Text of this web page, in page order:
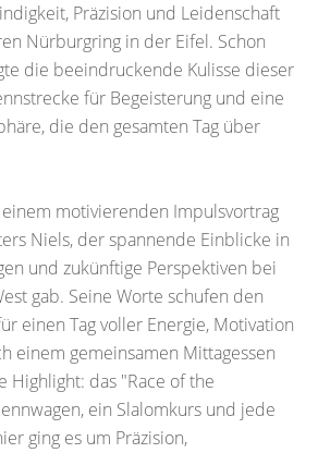
Präzision und Leidenschaft
Nürburgring in der Eifel. Schon
die beeindruckende Kulisse dieser
für Begeisterung und eine
die den gesamten Tag über
motivierenden Impulsvortrag
Niels, der spannende Einblicke in
und zukünftige Perspektiven bei
gab. Seine Worte schufen den
einen Tag voller Energie, Motivation
einem gemeinsamen Mittagessen
Highlight: das "Race of the
ein Slalomkurs und jede
ging es um Präzision,